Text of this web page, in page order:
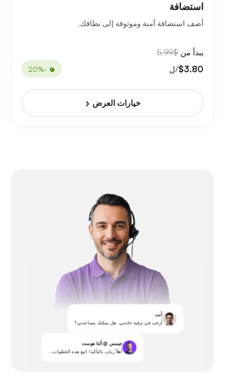
استضافة
أضف استضافة آمنة وموثوقة إلى نطاقك.
يبدأ من $5.99
$3.80/ل -20%
خيارات العرض
أنت
أرغب في ترقية خادمي. هل يمكنك مساعدتي؟
جيمس @ ألتا هوست
أهلاً ريان، بالتأكيد! اتبع هذه الخطوات...